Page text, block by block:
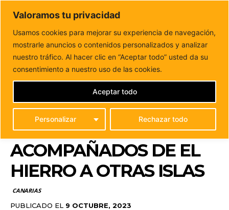
Valoramos tu privacidad
Usamos cookies para mejorar su experiencia de navegación,
mostrarle anuncios o contenidos personalizados y analizar
nuestro tráfico. Al hacer clic en “Aceptar todo” usted da su
consentimiento a nuestro uso de las cookies.
Personalizar Rechazar todo
Aceptar todo
DUNAS FM
Tu informacion de forma cercana
Inicio CANARIAS
El Gobierno de Canarias traslada a 333
menores extranjeros no acompañados de...
EL GOBIERNO DE
CANARIAS TRASLADA A
333 MENORES
EXTRANJEROS NO
ACOMPAÑADOS DE EL
HIERRO A OTRAS ISLAS
CANARIAS
PUBLICADO EL 9 OCTUBRE, 2023